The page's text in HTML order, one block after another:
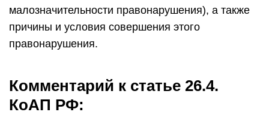
малозначительности правонарушения), а также
причины и условия совершения этого
правонарушения.
Комментарий к статье 26.4.
КоАП РФ: